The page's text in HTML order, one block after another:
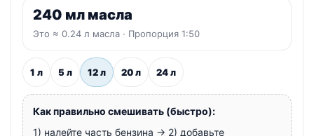
240 мл масла
Это ≈ 0.24 л масла · Пропорция 1:50
1 л 5 л 12 л 20 л 24 л
Как правильно смешивать (быстро):
1) налейте часть бензина → 2) добавьте